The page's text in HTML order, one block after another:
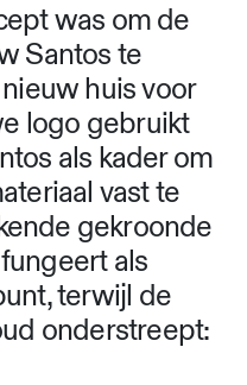
was om de
Santos te
huis voor
logo gebruikt
als kader om
vast te
gekroonde
als
terwijl de
onderstreept: